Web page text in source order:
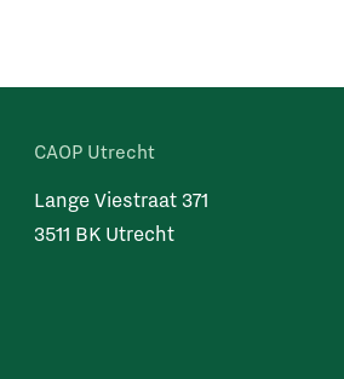
CAOP Utrecht
Lange Viestraat 371
3511 BK Utrecht